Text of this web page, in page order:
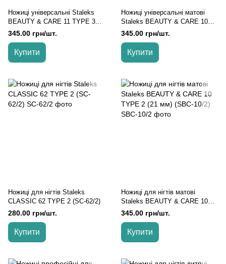
Ножиці універсальні Staleks
BEAUTY & CARE 11 TYPE 3
(21 мм) (SBC-11/3)
345.00 грн/шт.
Купити
Ножиці універсальні матові
Staleks BEAUTY & CARE 10
TYPE 3 (21 мм) (SBC-10/3)
345.00 грн/шт.
Купити
Ножиці для нігтів Staleks
CLASSIC 62 TYPE 2 (SC-62/2)
280.00 грн/шт.
Купити
Ножиці для нігтів матові
Staleks BEAUTY & CARE 10
TYPE 2 (21 мм) (SBC-10/2)
345.00 грн/шт.
Купити